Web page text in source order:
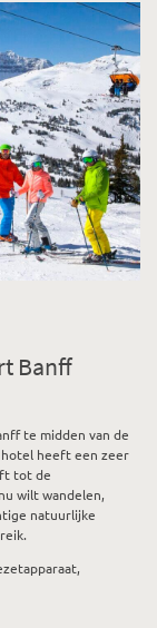
Banff
te midden van de
hotel heeft een zeer
tot de
wilt wandelen,
natuurlijke